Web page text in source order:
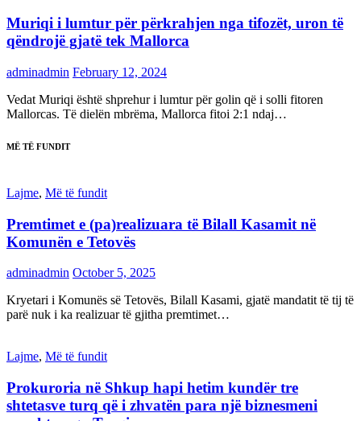
Muriqi i lumtur për përkrahjen nga tifozët, uron të
qëndrojë gjatë tek Mallorca
adminadmin February 12, 2024
Vedat Muriqi është shprehur i lumtur për golin që i solli fitoren
Mallorcas. Të dielën mbrëma, Mallorca fitoi 2:1 ndaj…
MË TË FUNDIT
Lajme, Më të fundit
Premtimet e (pa)realizuara të Bilall Kasamit në
Komunën e Tetovës
adminadmin October 5, 2025
Kryetari i Komunës së Tetovës, Bilall Kasami, gjatë mandatit të tij të
parë nuk i ka realizuar të gjitha premtimet…
Lajme, Më të fundit
Prokuroria në Shkup hapi hetim kundër tre
shtetasve turq që i zhvatën para një biznesmeni